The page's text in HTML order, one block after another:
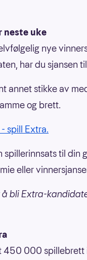
neste uke
nye
har du sjansen
annet stikke av
og brett.
spill Extra.
spillerinnsats til din
eller
å bli Extra-
450 000 spillebrett